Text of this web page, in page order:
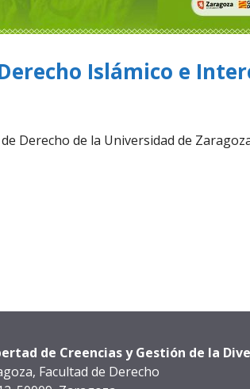
Islámico e
Derecho de la Universidad de
de Creencias y Gestión de la
Facultad de Derecho